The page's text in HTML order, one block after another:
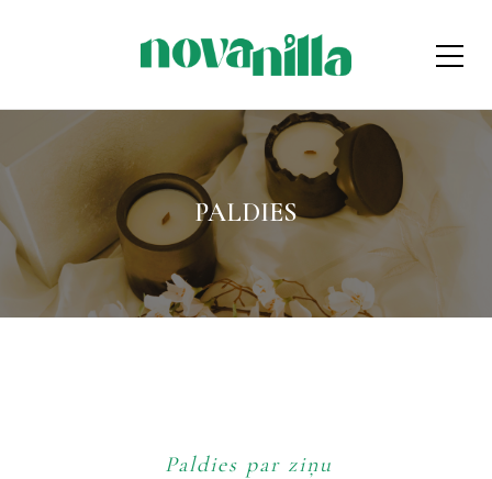
PALDIES
Paldies par ziņu